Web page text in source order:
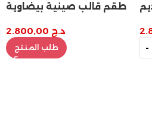
قالب الجرانيت العصري
د.ج
طلب المنتج